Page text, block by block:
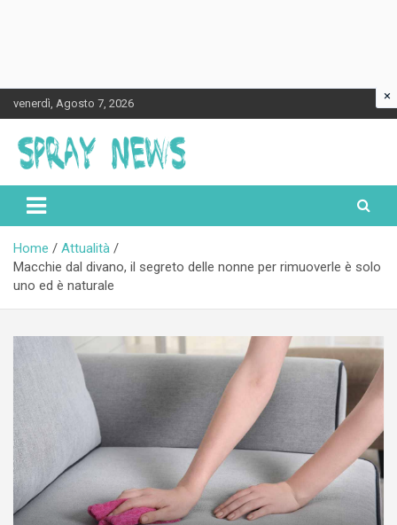
to
content
venerdì, Agosto 7, 2026
Spraynews.it
Home
Attualità
Macchie dal divano, il segreto delle nonne per rimuoverle è solo
uno ed è naturale
×